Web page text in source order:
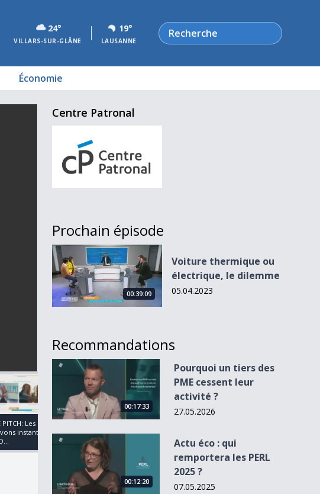
24°
VILLARS-SUR-GLÂNE
19°
LAUSANNE
Rechercher
Économie
PITCH: Les
instantanés
Centre Patronal
Prochain épisode
Voiture thermique ou électrique, le dilemme
00:39:09
Voiture thermique ou
électrique, le dilemme
05.04.2023
Recommandations
Pourquoi un tiers des PME cessent leur activité ?
00:17:33
Pourquoi un tiers des
PME cessent leur
activité ?
27.05.2026
Actu éco : qui remportera les PERL 2025 ?
00:12:20
Actu éco : qui
remportera les PERL
2025 ?
07.05.2025